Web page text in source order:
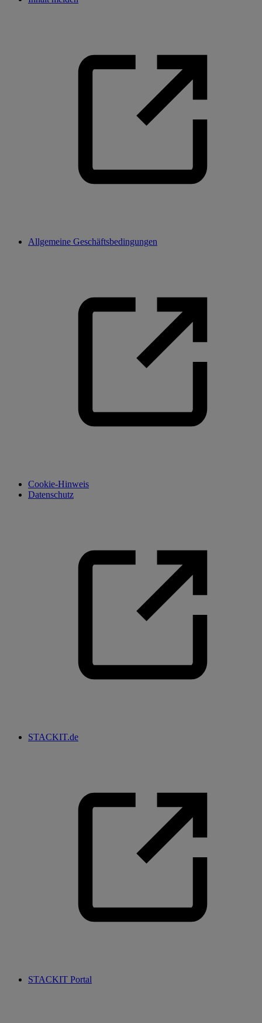
Allgemeine Geschäftsbedingungen
Cookie-Hinweis
Datenschutz
STACKIT.de
STACKIT Portal